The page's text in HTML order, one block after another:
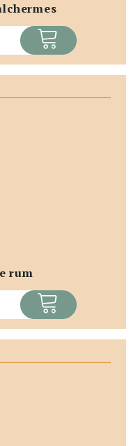
ACQUISTA
rum
ACQUISTA